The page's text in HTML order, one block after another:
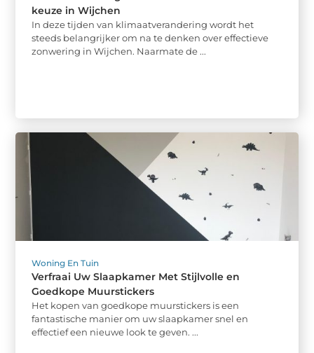
keuze in Wijchen
In deze tijden van klimaatverandering wordt het
steeds belangrijker om na te denken over effectieve
zonwering in Wijchen. Naarmate de ...
Woning En Tuin
Verfraai Uw Slaapkamer Met Stijlvolle en
Goedkope Muurstickers
Het kopen van goedkope muurstickers is een
fantastische manier om uw slaapkamer snel en
effectief een nieuwe look te geven. ...